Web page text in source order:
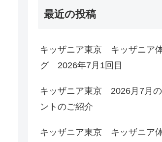
最近の投稿
キッザニア東京 キッザニア
グ 2026年7月1回目
キッザニア東京 2026月7月
ントのご紹介
キッザニア東京 キッザニア